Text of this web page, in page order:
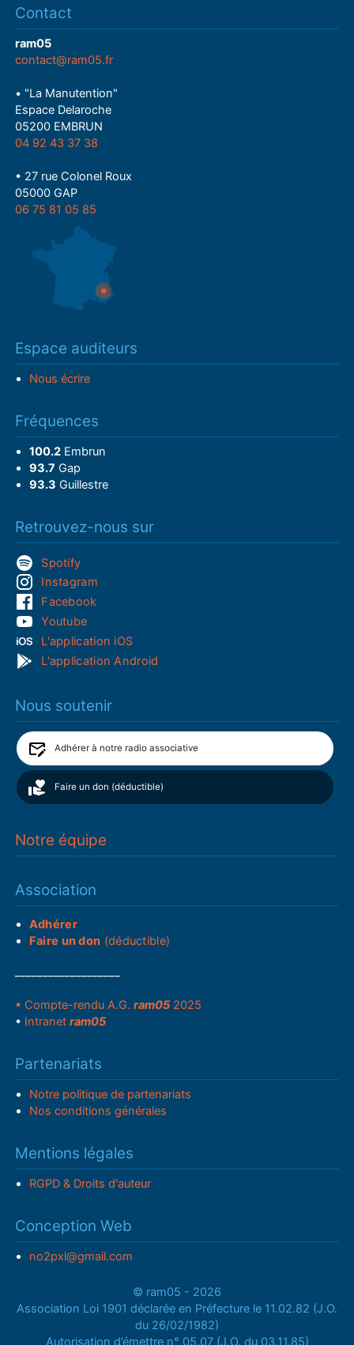
Contact
ram05
contact@ram05.fr
• "La Manutention"
Espace Delaroche
05200 EMBRUN
04 92 43 37 38
• 27 rue Colonel Roux
05000 GAP
06 75 81 05 85
Espace auditeurs
Nous écrire
Fréquences
100.2Embrun
93.7 Gap
93.3 Guillestre
Retrouvez-nous sur
Spotify
Instagram
Facebook
Youtube
L'application iOS
L'application Android
Nous soutenir
Adhérer à notre radio associative
Faire un don (déductible)
Notre équipe
Association
Adhérer
Faire un don (déductible)
• Compte-rendu A.G.ram05 2025
• Intranetram05
Partenariats
Notre politique de partenariats
Nos conditions générales
Mentions légales
RGPD & Droits d'auteur
Conception Web
no2pxl@gmail.com
© ram05 - 2026
Association Loi 1901 déclarée en Préfecture le 11.02.82 (J.O.
du 26/02/1982)
Autorisation d’émettre n° 05.07 (J.O. du 03.11.85)